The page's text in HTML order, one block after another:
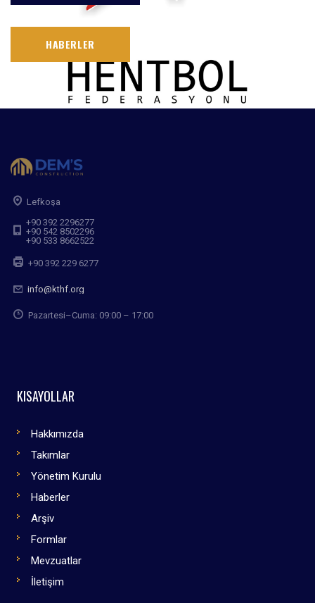
HABERLER
Lefkoşa
+90 392 2296277
+90 542 8502296
+90 533 8662522
+90 392 229 6277
info@kthf.org
Pazartesi–Cuma: 09:00 – 17:00
KISAYOLLAR
Hakkımızda
Takımlar
Yönetim Kurulu
Haberler
Arşiv
Formlar
Mevzuatlar
İletişim